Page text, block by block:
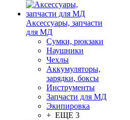
Аксессуары, запчасти
для МД
Сумки, рюкзаки
Наушники
Чехлы
Аккумуляторы,
зарядки, боксы
Инструменты
Запчасти для МД
Экипировка
+ ЕЩЕ 3